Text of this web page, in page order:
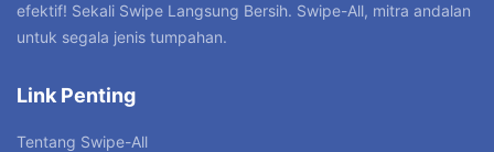
efektif! Sekali Swipe Langsung Bersih. Swipe-All, mitra andalan
untuk segala jenis tumpahan.
Link Penting
Tentang Swipe-All